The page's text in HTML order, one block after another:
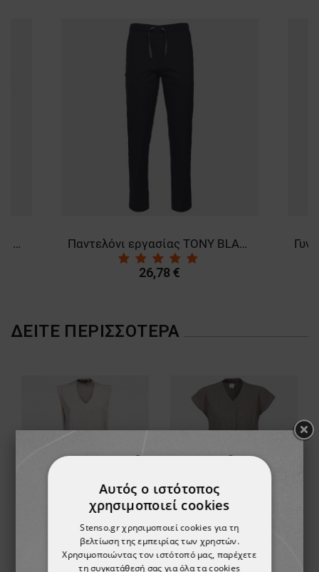
Κοντομάνικη μπλούζα PAYPER PRINT GREY Παντελόνι εργασίας TONY BLACK
26,78 €
ΔΕΊΤΕ ΠΕΡΙΣΣΌΤΕΡΑ
Ιατρική μπλούζα PETIA ECRU
16,74 € 18,97 €
Αυτός ο ιστότοπος
χρησιμοποιεί cookies
Stenso.gr χρησιμοποιεί cookies για τη
βελτίωση της εμπειρίας των χρηστών.
Χρησιμοποιώντας τον ιστότοπό μας, παρέχετε
τη συγκατάθεσή σας για όλα τα cookies